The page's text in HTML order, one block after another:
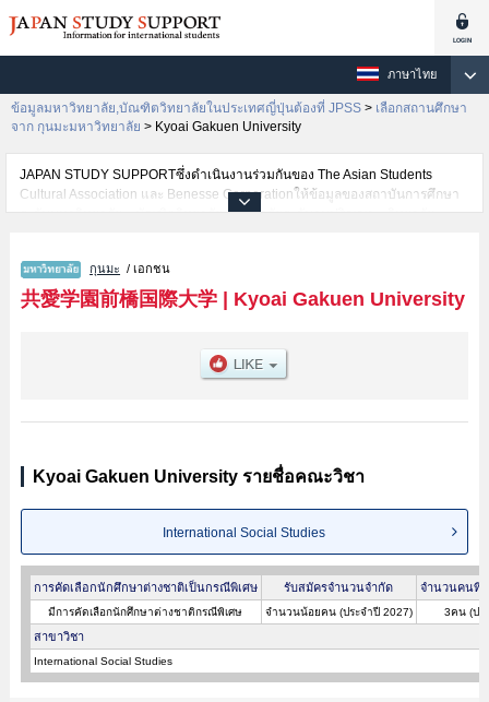
ภาษาไทย
ข้อมูลมหาวิทยาลัย,บัณฑิตวิทยาลัยในประเทศญี่ปุ่นต้องที่ JPSS > เลือกสถานศึกษา
จาก กุนมะมหาวิทยาลัย > Kyoai Gakuen University
JAPAN STUDY SUPPORTซึ่งดำเนินงานร่วมกันของ The Asian Students
Cultural Association และ Benesse Corporationให้ข้อมูลของสถาบันการศึกษา
ระดับมหาวิทยาลัย・บัณฑิตวิทยาลัย・วิทยาลัยระดับอนุปริญญา・วิทยาลัย
ต่างชาติเช่นข้อมูลของแต่ละคณะ,ข้อมูลการสอบคัดเลือกเข้าศึกษาเช่นจำนวนคน
ที่รับสมัครหรือจำนวนคนที่ผ่านการสอบคัดเลือกเป็นต้น,แนะนำสถานที่,การเดิน
ทางเป็นต้นไว้ด้วยดังนั้นขอเชิญใช้บริการค้นหาข้อมูลตามอัธยาศัย
กุนมะ / เอกชน
共愛学園前橋国際大学| Kyoai Gakuen University
Kyoai Gakuen University รายชื่อคณะวิชา
International Social Studies
การคัดเลือกนักศึกษาต่างชาติเป็นกรณีพิเศษ รับสมัครจำนวนจำกัด จำนวนคนที่
มีการคัดเลือกนักศึกษาต่างชาติกรณีพิเศษ จำนวนน้อยคน (ประจำปี 2027) 3คน (ปร
สาขาวิชา
International Social Studies